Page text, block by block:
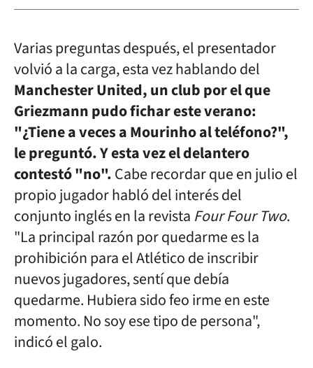
Varias preguntas después, el presentador
volvió a la carga, esta vez hablando del
Manchester United, un club por el que
Griezmann pudo fichar este verano:
"¿Tiene a veces a Mourinho al teléfono?",
le preguntó. Y esta vez el delantero
contestó "no".Cabe recordar que en julio el
propio jugador habló del interés del
conjunto inglés en la revista Four Four Two.
"La principal razón por quedarme es la
prohibición para el Atlético de inscribir
nuevos jugadores, sentí que debía
quedarme. Hubiera sido feo irme en este
momento. No soy ese tipo de persona",
indicó el galo.